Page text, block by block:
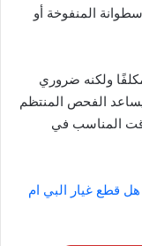
المنفوخة أو
ولكنه ضروري
الفحص المنتظم
المناسب في
قطع غيار بي ام دبليو 730 | هل قطع غيار البي ام